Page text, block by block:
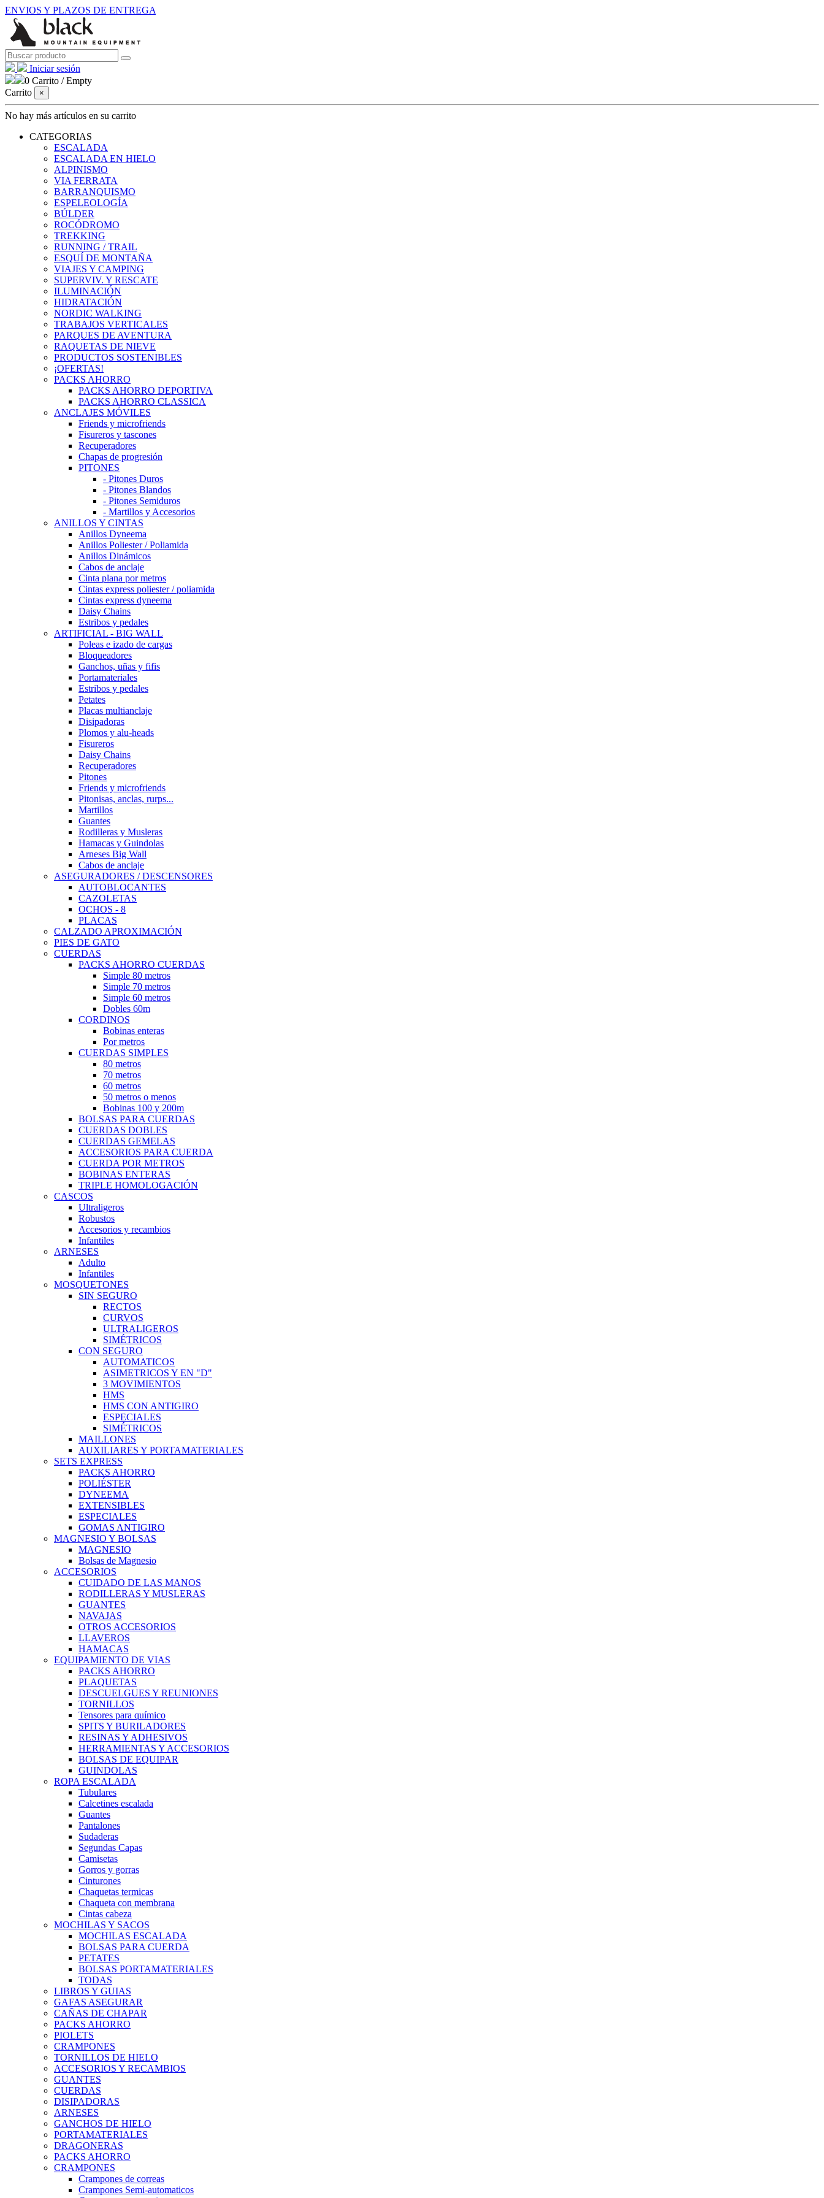
ENVIOS Y PLAZOS DE ENTREGA
Iniciar sesión
0 Carrito /Empty
Carrito
×
No hay más artículos en su carrito
CATEGORIAS
ESCALADA
ESCALADA EN HIELO
ALPINISMO
VIA FERRATA
BARRANQUISMO
ESPELEOLOGÍA
BÚLDER
ROCÓDROMO
TREKKING
RUNNING / TRAIL
ESQUÍ DE MONTAÑA
VIAJES Y CAMPING
SUPERVIV. Y RESCATE
ILUMINACIÓN
HIDRATACIÓN
NORDIC WALKING
TRABAJOS VERTICALES
PARQUES DE AVENTURA
RAQUETAS DE NIEVE
PRODUCTOS SOSTENIBLES
¡OFERTAS!
PACKS AHORRO
PACKS AHORRO DEPORTIVA
PACKS AHORRO CLASSICA
ANCLAJES MÓVILES
Friends y microfriends
Fisureros y tascones
Recuperadores
Chapas de progresión
PITONES
- Pitones Duros
- Pitones Blandos
- Pitones Semiduros
- Martillos y Accesorios
ANILLOS Y CINTAS
Anillos Dyneema
Anillos Poliester / Poliamida
Anillos Dinámicos
Cabos de anclaje
Cinta plana por metros
Cintas express poliester / poliamida
Cintas express dyneema
Daisy Chains
Estribos y pedales
ARTIFICIAL - BIG WALL
Poleas e izado de cargas
Bloqueadores
Ganchos, uñas y fifis
Portamateriales
Estribos y pedales
Petates
Placas multianclaje
Disipadoras
Plomos y alu-heads
Fisureros
Daisy Chains
Recuperadores
Pitones
Friends y microfriends
Pitonisas, anclas, rurps...
Martillos
Guantes
Rodilleras y Musleras
Hamacas y Guindolas
Arneses Big Wall
Cabos de anclaje
ASEGURADORES / DESCENSORES
AUTOBLOCANTES
CAZOLETAS
OCHOS - 8
PLACAS
CALZADO APROXIMACIÓN
PIES DE GATO
CUERDAS
PACKS AHORRO CUERDAS
Simple 80 metros
Simple 70 metros
Simple 60 metros
Dobles 60m
CORDINOS
Bobinas enteras
Por metros
CUERDAS SIMPLES
80 metros
70 metros
60 metros
50 metros o menos
Bobinas 100 y 200m
BOLSAS PARA CUERDAS
CUERDAS DOBLES
CUERDAS GEMELAS
ACCESORIOS PARA CUERDA
CUERDA POR METROS
BOBINAS ENTERAS
TRIPLE HOMOLOGACIÓN
CASCOS
Ultraligeros
Robustos
Accesorios y recambios
Infantiles
ARNESES
Adulto
Infantiles
MOSQUETONES
SIN SEGURO
RECTOS
CURVOS
ULTRALIGEROS
SIMÉTRICOS
CON SEGURO
AUTOMATICOS
ASIMETRICOS Y EN "D"
3 MOVIMIENTOS
HMS
HMS CON ANTIGIRO
ESPECIALES
SIMÉTRICOS
MAILLONES
AUXILIARES Y PORTAMATERIALES
SETS EXPRESS
PACKS AHORRO
POLIÉSTER
DYNEEMA
EXTENSIBLES
ESPECIALES
GOMAS ANTIGIRO
MAGNESIO Y BOLSAS
MAGNESIO
Bolsas de Magnesio
ACCESORIOS
CUIDADO DE LAS MANOS
RODILLERAS Y MUSLERAS
GUANTES
NAVAJAS
OTROS ACCESORIOS
LLAVEROS
HAMACAS
EQUIPAMIENTO DE VIAS
PACKS AHORRO
PLAQUETAS
DESCUELGUES Y REUNIONES
TORNILLOS
Tensores para químico
SPITS Y BURILADORES
RESINAS Y ADHESIVOS
HERRAMIENTAS Y ACCESORIOS
BOLSAS DE EQUIPAR
GUINDOLAS
ROPA ESCALADA
Tubulares
Calcetines escalada
Guantes
Pantalones
Sudaderas
Segundas Capas
Camisetas
Gorros y gorras
Cinturones
Chaquetas termicas
Chaqueta con membrana
Cintas cabeza
MOCHILAS Y SACOS
MOCHILAS ESCALADA
BOLSAS PARA CUERDA
PETATES
BOLSAS PORTAMATERIALES
TODAS
LIBROS Y GUIAS
GAFAS ASEGURAR
CAÑAS DE CHAPAR
PACKS AHORRO
PIOLETS
CRAMPONES
TORNILLOS DE HIELO
ACCESORIOS Y RECAMBIOS
GUANTES
CUERDAS
DISIPADORAS
ARNESES
GANCHOS DE HIELO
PORTAMATERIALES
DRAGONERAS
PACKS AHORRO
CRAMPONES
Crampones de correas
Crampones Semi-automaticos